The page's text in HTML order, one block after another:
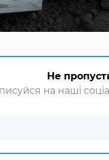
Не
на наші